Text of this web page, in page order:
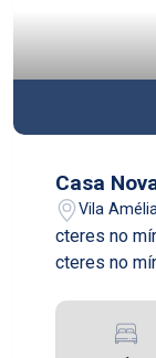
Casa
Vila
cteres no
cteres no